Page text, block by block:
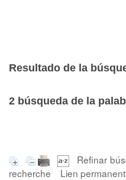
Resultado de la
2 búsqueda de la
Refinar
recherche
Lien